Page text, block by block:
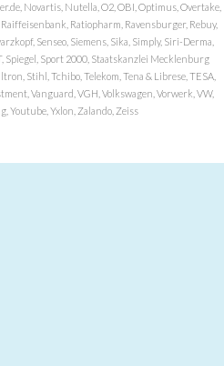
Novartis, Nutella, O2, OBI, Optimus, Overtake,
Raiffeisenbank, Ratiopharm, Ravensburger, Rebuy,
Senseo, Siemens, Sika, Simply, Siri-Derma,
Spiegel, Sport 2000, Staatskanzlei Mecklenburg
Stihl, Tchibo, Telekom, Tena & Librese, TESA,
Vanguard, VGH, Volkswagen, Vorwerk, VW,
Youtube, Yxlon, Zalando, Zeiss